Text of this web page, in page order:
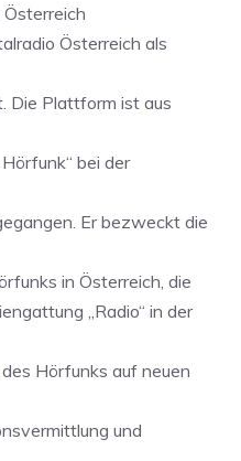
Österreich als
Die Plattform ist aus
bei der
Er bezweckt die
in Österreich, die
„Radio“ in der
Hörfunks auf neuen
und